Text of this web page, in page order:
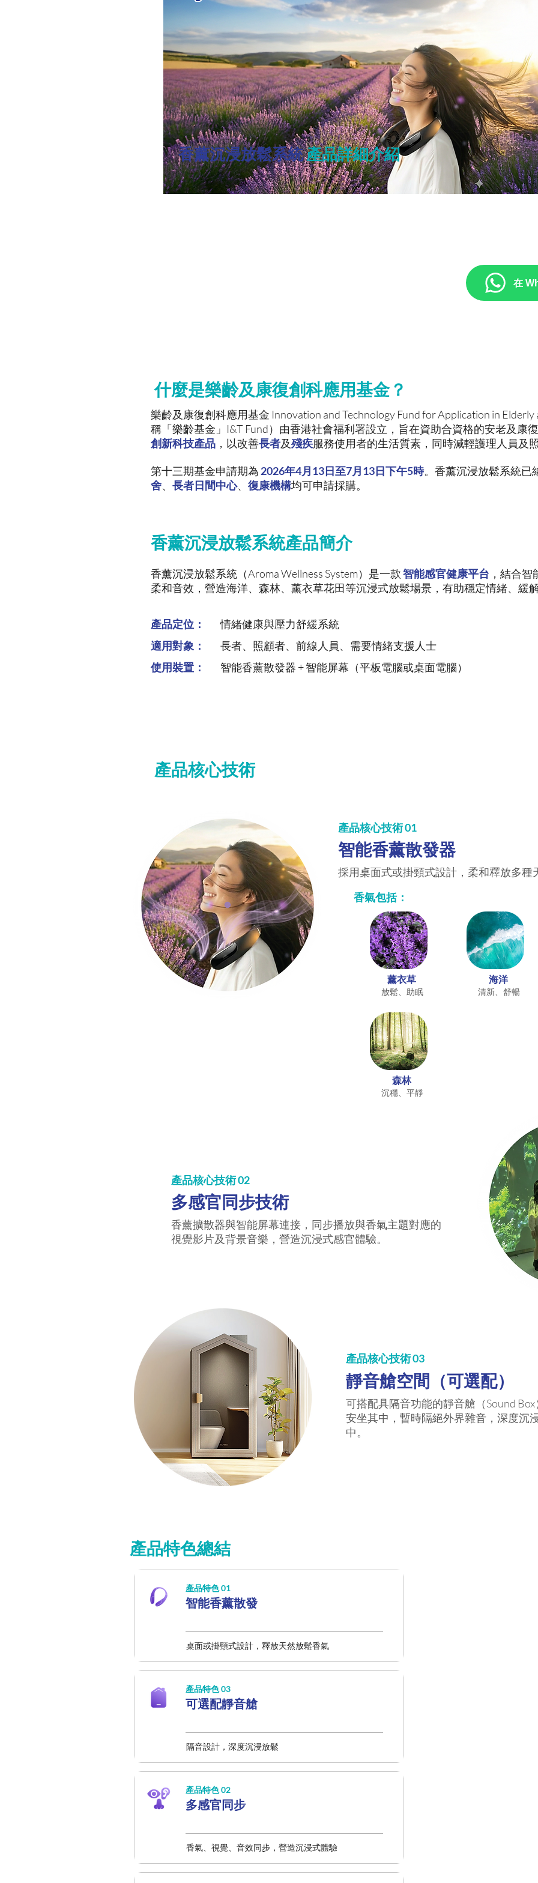
香薰沉浸放鬆系統產品詳細介紹
在
什麼是樂齡及康復創科應用基金？
樂齡及康復創科應用基金 Innovation and Technology Fund for Application in
稱「樂齡基金」I&T Fund）由香港社會福利署設立，旨在資助合資格的安老及康
創新科技產品 ，以改善長者及殘疾服務使用者的生活質素，同時減輕護理人員及
第十三期基金申請期為 2026年4月13日至7月13日下午5時。香薰沉浸放鬆系統已
舍、 長者日間中心、 復康機構均可申請採購。
香薰沉浸放鬆系統產品簡介
香薰沉浸放鬆系統（Aroma Wellness System）是一款智能感官健康平台 ，結合
柔和音效，營造海洋、森林、薰衣草花田等沉浸式放鬆場景，有助穩定情緒、緩
產品定位：
適用對象：
使用裝置：
​情緒健康與壓力舒緩系統
長者、照顧者、前線人員、需要情緒支援人士
智能香薰散發器 + 智能屏幕（平板電腦或桌面電腦）
產品核心技術
產品核心技術 01
智能香薰散發器
採用桌面式或掛頸式設計，柔和釋放多種
香氣包括：
薰衣草
放鬆、助眠
海洋
清新、舒暢
森林
沉穩、平靜
產品核心技術 02
多感官同步技術
香薰擴散器與智能屏幕連接，同步播放與香氣主題對應的
視覺影片及背景音樂，營造沉浸式感官體驗。
產品核心技術 03
靜音艙空間（可選配）
可搭配具隔音功能的靜音艙（Sound
安坐其中，暫時隔絕外界雜音，深度沉
中。
產品特色總結
產品特色 01
智能香薰散發
桌面或掛頸式設計，釋放天然放鬆香氣
產品特色 03
可選配靜音艙
隔音設計，深度沉浸放鬆
產品特色 02
多感官同步
香氣、視覺、音效同步，營造沉浸式體驗